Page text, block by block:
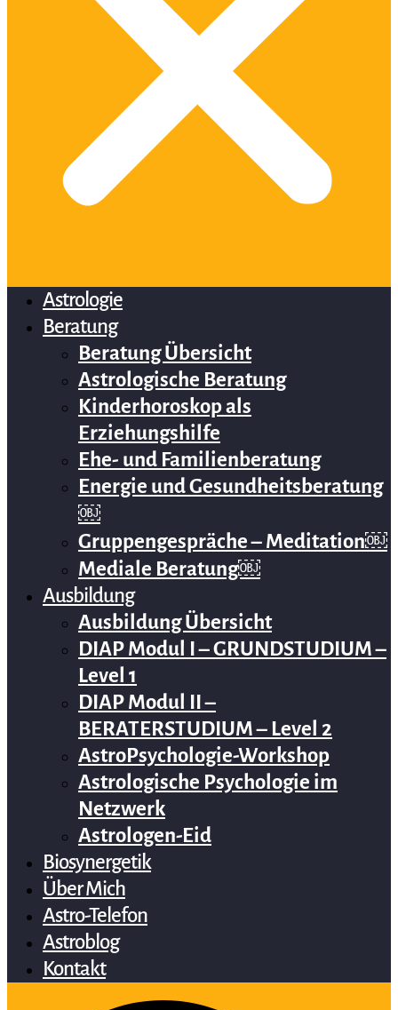
Astrologie
Beratung
Beratung Übersicht
Astrologische Beratung
Kinderhoroskop als
Erziehungshilfe
Ehe- und Familienberatung
Energie und Gesundheitsberatung
￼
Gruppengespräche – Meditation￼
Mediale Beratung￼
Ausbildung
Ausbildung Übersicht
DIAP Modul I – GRUNDSTUDIUM –
Level 1
DIAP Modul II –
BERATERSTUDIUM – Level 2
AstroPsychologie-Workshop
Astrologische Psychologie im
Netzwerk
Astrologen-Eid
Biosynergetik
Über Mich
Astro-Telefon
Astroblog
Kontakt